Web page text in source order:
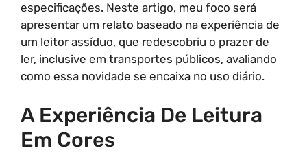
especificações. Neste artigo, meu foco será
apresentar um relato baseado na experiência de
um leitor assíduo, que redescobriu o prazer de
ler, inclusive em transportes públicos, avaliando
como essa novidade se encaixa no uso diário.
A Experiência De Leitura
Em Cores